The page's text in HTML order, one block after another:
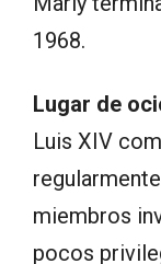
1968.
Lugar de
Luis XIV
miembros
pocos